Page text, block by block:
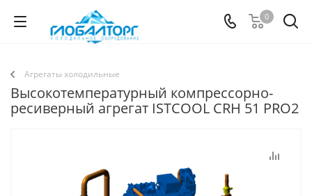
0
Агрегаты холодильные
Высокотемпературный компрессорно-
ресиверный агрегат ISTCOOL CRH 51 PRO2